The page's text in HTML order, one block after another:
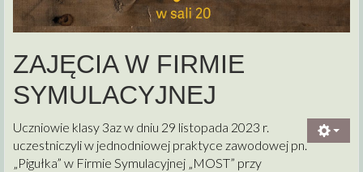
ZAJĘCIA W FIRMIE
SYMULACYJNEJ
Uczniowie klasy 3az w dniu 29 listopada 2023 r.
uczestniczyli w jednodniowej praktyce zawodowej pn.
„Pigułka” w Firmie Symulacyjnej „MOST” przy